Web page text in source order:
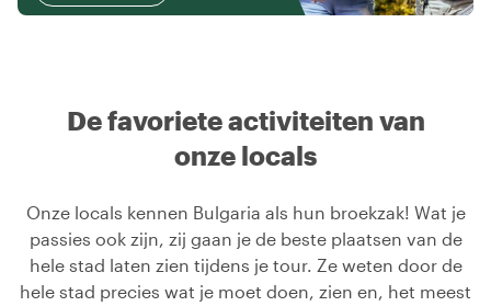
De favoriete activiteiten van
onze locals
Onze locals kennen Bulgaria als hun broekzak! Wat je
passies ook zijn, zij gaan je de beste plaatsen van de
hele stad laten zien tijdens je tour. Ze weten door de
hele stad precies wat je moet doen, zien en, het meest